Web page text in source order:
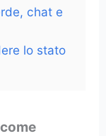
chat e
lo stato